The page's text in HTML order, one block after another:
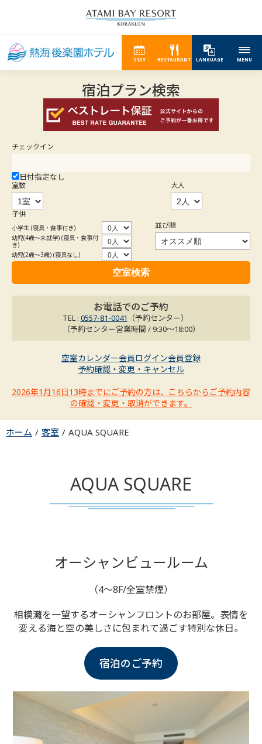
STAY RESTAURANT LANGUAGE MENU
宿泊プラン検索
チェックイン
日付指定なし
室数 大人
子供
小学生 (寝具・食事付き)
幼児(4歳～未就学) (寝具・食事付
き)
幼児(2歳～3歳) (寝具なし)
並び順
お電話でのご予約
TEL : 0557-81-0041 （予約センター）
（予約センター営業時間 / 9:30～18:00）
空室カレンダー会員ログイン会員登録
予約確認・変更・キャンセル
2026年1月16日13時までにご予約の方は、こちらからご予約内容
の確認・変更・取消ができます。
ホーム 客室 AQUA SQUARE
AQUA SQUARE
オーシャンビュールーム
（4～8F/全室禁煙）
相模灘を一望するオーシャンフロントのお部屋。 表情を
変える海と空の美しさに包まれて過ごす特別な休日。
宿泊のご予約